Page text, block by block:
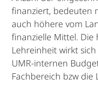
finanziert, bedeuten
auch höhere vom
finanzielle Mittel.
Lehreinheit wirkt
UMR-internen
Fachbereich bzw die